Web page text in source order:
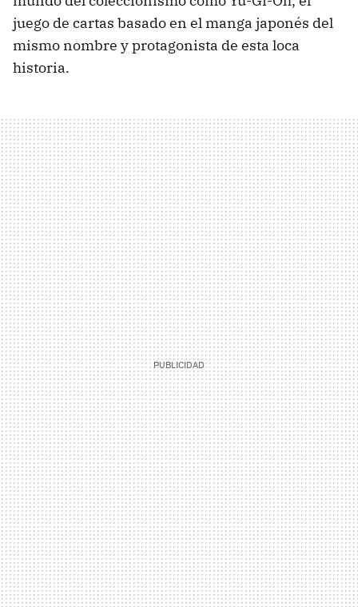
juego de cartas basado en el manga japonés del
mismo nombre y protagonista de esta loca
historia.